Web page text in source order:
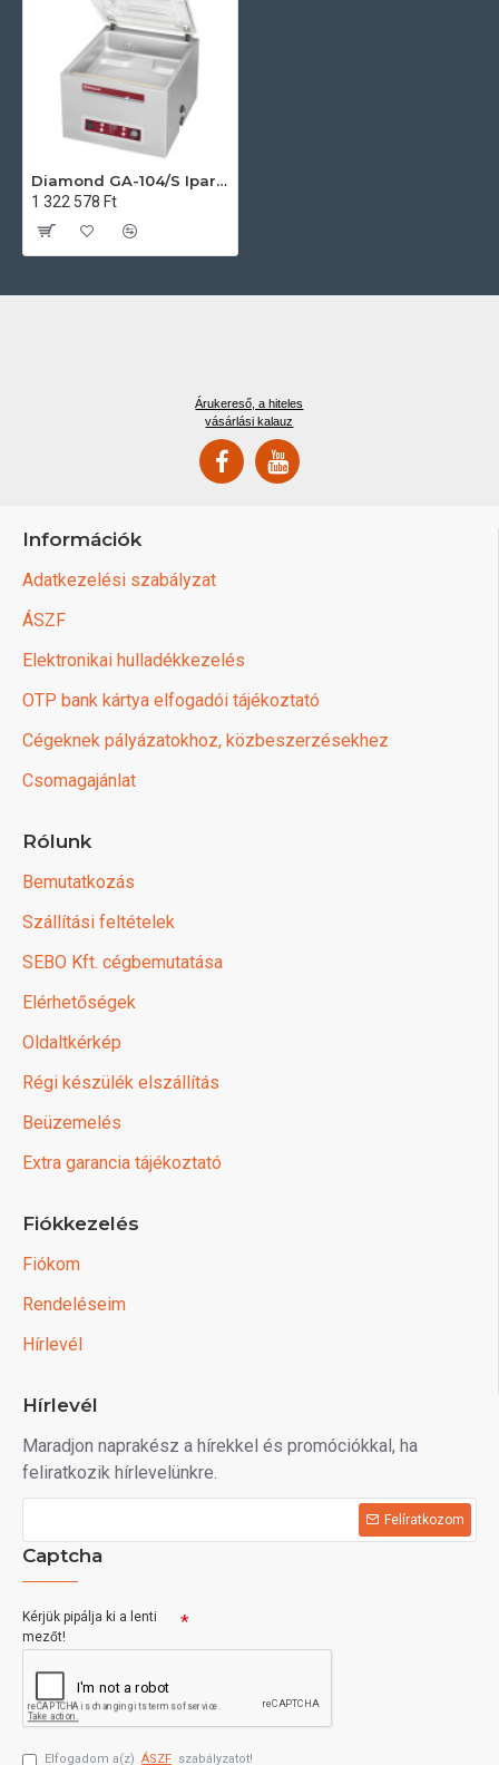
Diamond GA-104/S Ipari konyhai előkészítés
1 322 578 Ft
Árukereső, a hiteles
vásárlási kalauz
Információk
Adatkezelési szabályzat
ÁSZF
Elektronikai hulladékkezelés
OTP bank kártya elfogadói tájékoztató
Cégeknek pályázatokhoz, közbeszerzésekhez
Csomagajánlat
Rólunk
Bemutatkozás
Szállítási feltételek
SEBO Kft. cégbemutatása
Elérhetőségek
Oldaltkérkép
Régi készülék elszállítás
Beüzemelés
Extra garancia tájékoztató
Fiókkezelés
Fiókom
Rendeléseim
Hírlevél
Hírlevél
Maradjon naprakész a hírekkel és promóciókkal, ha
feliratkozik hírlevelünkre.
Felíratkozom
Captcha
Kérjük pipálja ki a lenti
mezőt!
Elfogadom a(z) ÁSZF szabályzatot!